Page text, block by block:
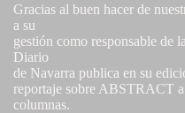
Gracias al buen hacer de
a su
gestión como responsable de
Diario
de Navarra publica en su
reportaje sobre ABSTRACT
columnas.